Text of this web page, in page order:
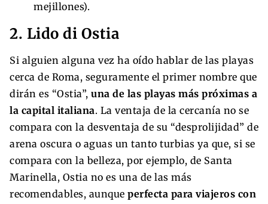
mejillones).
2. Lido di Ostia
Si alguien alguna vez ha oído hablar de las playas
cerca de Roma, seguramente el primer nombre que
dirán es “Ostia”, una de las playas más próximas a
la capital italiana. La ventaja de la cercanía no se
compara con la desventaja de su “desprolijidad” de
arena oscura o aguas un tanto turbias ya que, si se
compara con la belleza, por ejemplo, de Santa
Marinella, Ostia no es una de las más
recomendables, aunque perfecta para viajeros con